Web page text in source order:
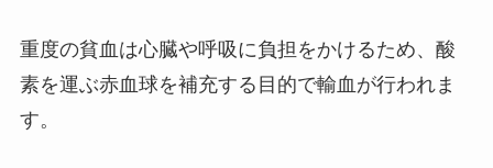
重度の貧血は心臓や呼吸に負担をかけるため、酸
素を運ぶ赤血球を補充する目的で輸血が行われま
す。